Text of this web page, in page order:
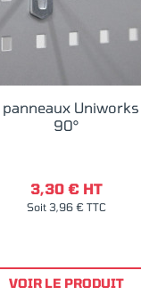
Uniworks Crochet simple
90°
3,30 € HT
Soit 3,96 € TTC
VOIR LE PRODUIT